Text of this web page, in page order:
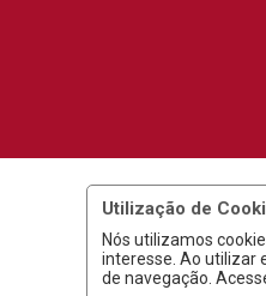
Utilização de
Nós utilizamos
interesse. Ao utilizar
de navegação.